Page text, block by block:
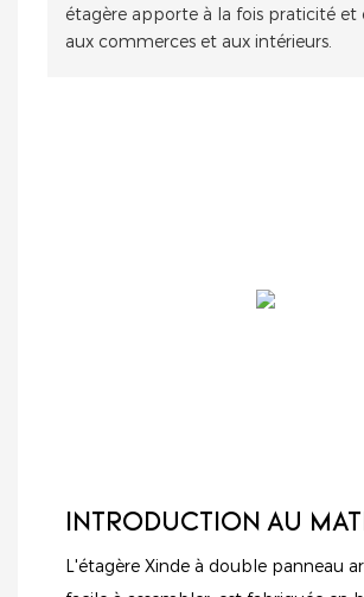
étagère apporte à la fois praticité et
aux commerces et aux intérieurs.
INTRODUCTION AU
L'étagère Xinde à double panneau